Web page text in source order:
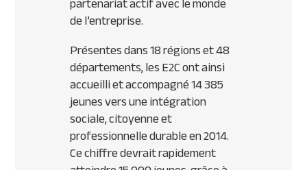
de l’entreprise.
Présentes dans 18 régions et 48
départements, les E2C ont ainsi
accueilli et accompagné 14 385
jeunes vers une intégration
sociale, citoyenne et
professionnelle durable en 2014.
Ce chiffre devrait rapidement